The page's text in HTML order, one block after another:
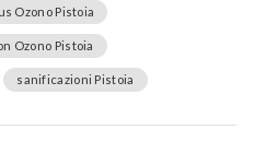
Ozono Pistoia
Ozono Pistoia
sanificazioni Pistoia